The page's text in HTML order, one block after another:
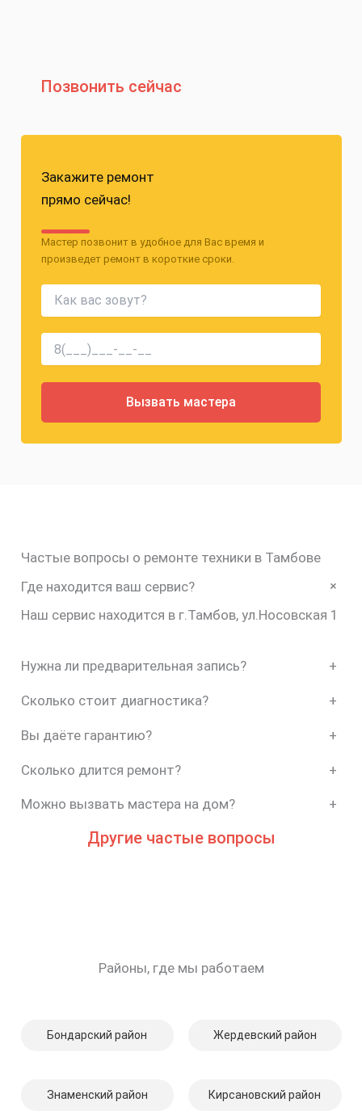
Позвонить сейчас
Закажите ремонт
прямо сейчас!
Мастер позвонит в удобное для Вас время и
произведет ремонт в короткие сроки.
Частые вопросы о ремонте техники в Тамбове
Где находится ваш сервис?
+
Наш сервис находится в г.Тамбов, ул.Носовская 1
Нужна ли предварительная запись? +
Сколько стоит диагностика? +
Вы даёте гарантию? +
Сколько длится ремонт? +
Можно вызвать мастера на дом? +
Другие частые вопросы
Районы, где мы работаем
Бондарский район Жердевский район
Знаменский район Кирсановский район